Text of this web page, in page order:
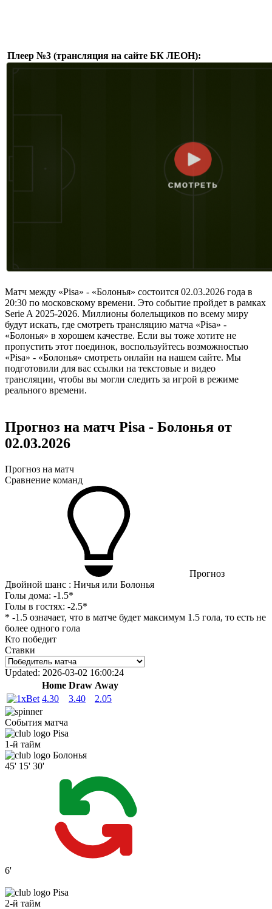
Плеер №3 (трансляция на сайте БК ЛЕОН):
Матч между «Pisa» - «Болонья» состоится 02.03.2026 года в
20:30 по московскому времени. Это событие пройдет в рамках
Serie A 2025-2026. Миллионы болельщиков по всему миру
будут искать, где смотреть трансляцию матча «Pisa» -
«Болонья» в хорошем качестве. Если вы тоже хотите не
пропустить этот поединок, воспользуйтесь возможностью
«Pisa» - «Болонья» смотреть онлайн на нашем сайте. Мы
подготовили для вас ссылки на текстовые и видео
трансляции, чтобы вы могли следить за игрой в режиме
реального времени.
Прогноз на матч Pisa - Болонья от
02.03.2026
Прогноз на матч
Сравнение команд
Прогноз
Двойной шанс : Ничья или Болонья
Голы дома: -1.5*
Голы в гостях: -2.5*
* -1.5 означает, что в матче будет максимум 1.5 гола, то есть не
более одного гола
Кто победит
Ставки
Updated: 2026-03-02 16:00:24
Home Draw Away
4.30
3.40 2.05
События матча
Pisa
1-й тайм
Болонья
45' 15' 30'
6'
Pisa
2-й тайм